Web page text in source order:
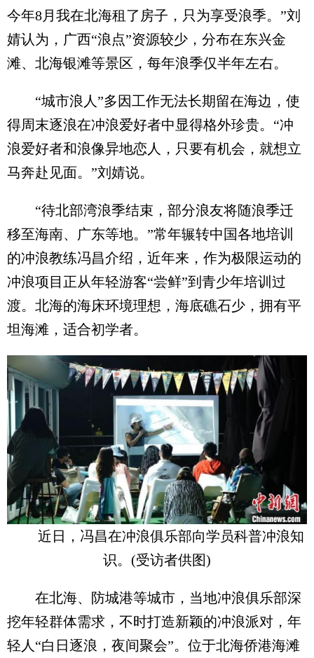
今年8月我在北海租了房子，只为享受浪季。”刘
婧认为，广西“浪点”资源较少，分布在东兴金
滩、北海银滩等景区，每年浪季仅半年左右。
“城市浪人”多因工作无法长期留在海边，使
得周末逐浪在冲浪爱好者中显得格外珍贵。“冲
浪爱好者和浪像异地恋人，只要有机会，就想立
马奔赴见面。”刘婧说。
“待北部湾浪季结束，部分浪友将随浪季迁
移至海南、广东等地。”常年辗转中国各地培训
的冲浪教练冯昌介绍，近年来，作为极限运动的
冲浪项目正从年轻游客“尝鲜”到青少年培训过
渡。北海的海床环境理想，海底礁石少，拥有平
坦海滩，适合初学者。
近日，冯昌在冲浪俱乐部向学员科普冲浪知
识。(受访者供图)
在北海、防城港等城市，当地冲浪俱乐部深
挖年轻群体需求，不时打造新颖的冲浪派对，年
轻人“白日逐浪，夜间聚会”。位于北海侨港海滩